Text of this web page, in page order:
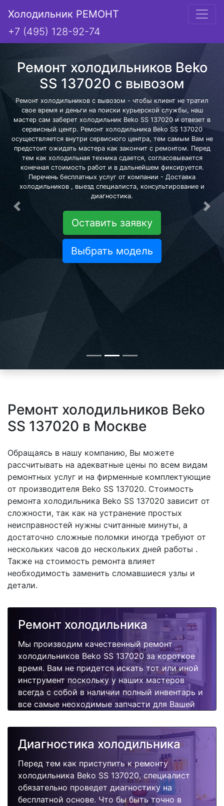
Холодильник РЕМОНТ
+7 (495) 128-92-74
Ремонт холодильников Beko
SS 137020 с вывозом
Ремонт холодильников с вывозом - чтобы клиент не тратил
свое время и деньги на поиски курьерской службы, наш
мастер сам заберет холодильник Beko SS 137020 и отвезет в
сервисный центр. Ремонт холодильника Beko SS 137020
осуществляется внутри сервисного центра, тем самым Вам не
предстоит ожидать мастера как закончит с ремонтом. Перед
тем как холодильная техника сдается, согласовывается
конечная стоимость работ и в дальнейшем фиксируется.
Перечень бесплатных услуг от компании - Доставка
холодильников , выезд специалиста, консультирование и
диагностика.
Оставить заявку
Выбрать модель
Предыдущая
Ремонт холодильников Beko
SS 137020 в Москве
Обращаясь в нашу компанию, Вы можете
рассчитывать на адекватные цены по всем видам
ремонтных услуг и на фирменные комплектующие
от производителя Beko SS 137020. Стоимость
ремонта холодильника Beko SS 137020 зависит от
сложности, так как на устранение простых
неисправностей нужны считанные минуты, а
достаточно сложные поломки иногда требуют от
нескольких часов до нескольких дней работы .
Также на стоимость ремонта влияет
необходимость заменить сломавшиеся узлы и
детали.
Ремонт холодильника
Мы производим качественный ремонт
холодильников Beko SS 137020 за короткое
время. Вам не придется искать тот или иной
инструмент поскольку у наших мастеров
всегда с собой в наличии полный инвентарь и
все самые неоходимые запчасти для Вашей
качественно и недорого.
Диагностика холодильника
Перед тем как приступить к ремонту
холодильника Beko SS 137020, специалист
обязательно проведет диагностику на
бесплатной основе. Что бы быть точно в